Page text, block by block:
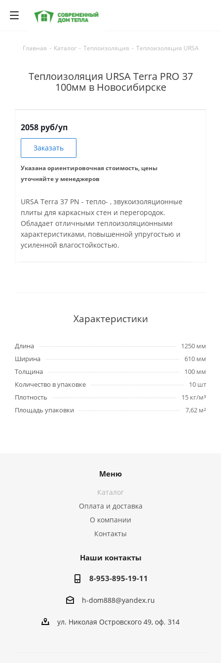
Главная - Каталог - Теплоизоляция - Теплоизоляция URSA
Теплоизоляция URSA Terra PRO 37
100мм в Новосибирске
2058 руб/уп
Заказать
Указана ориентировочная стоимость, цены
уточняйте у менеджеров
URSA Terra 37 PN - тепло- , звукоизоляционные
плиты для каркасных стен и перегородок.
Обладает отличными теплоизоляционными
характеристиками, повышенной упругостью и
усиленной влагостойкостью.
Характеристики
Длина
1250 мм
Ширина
610 мм
Толщина
100 мм
Количество в упаковке
10 шт
Плотность
15 кг/м³
Площадь упаковки
7,62 м²
Меню
Каталог
Оплата и доставка
О компании
Контакты
Наши контакты
8-953-895-19-11
h-dom888@yandex.ru
ул. Николая Островского 49, оф. 314